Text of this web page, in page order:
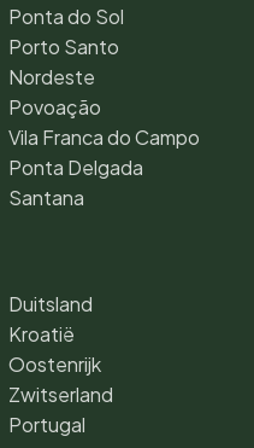
Ponta do Sol
Porto Santo
Nordeste
Povoação
Vila Franca do Campo
Ponta Delgada
Santana
Duitsland
Kroatië
Oostenrijk
Zwitserland
Portugal